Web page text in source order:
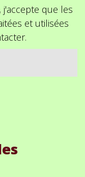
que les
et utilisées